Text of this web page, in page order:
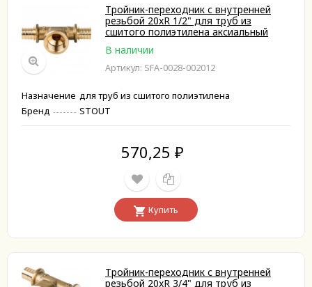
Тройник-переходник с внутренней
резьбой 20xR 1/2" для труб из
сшитого полиэтилена аксиальный
В наличии
Артикул: SFA-0028-002012
Назначение для труб из сшитого полиэтилена
Бренд
STOUT
570,25 ₽
Купить
Тройник-переходник с внутренней
резьбой 20xR 3/4" для труб из